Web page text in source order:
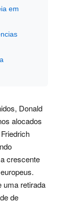
em
Donald
alocados
crescente
uma retirada
de